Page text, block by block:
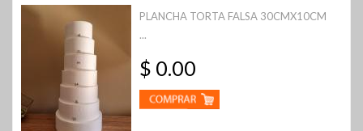
PLANCHA TORTA FALSA 30CMX10CM
...
$ 0.00